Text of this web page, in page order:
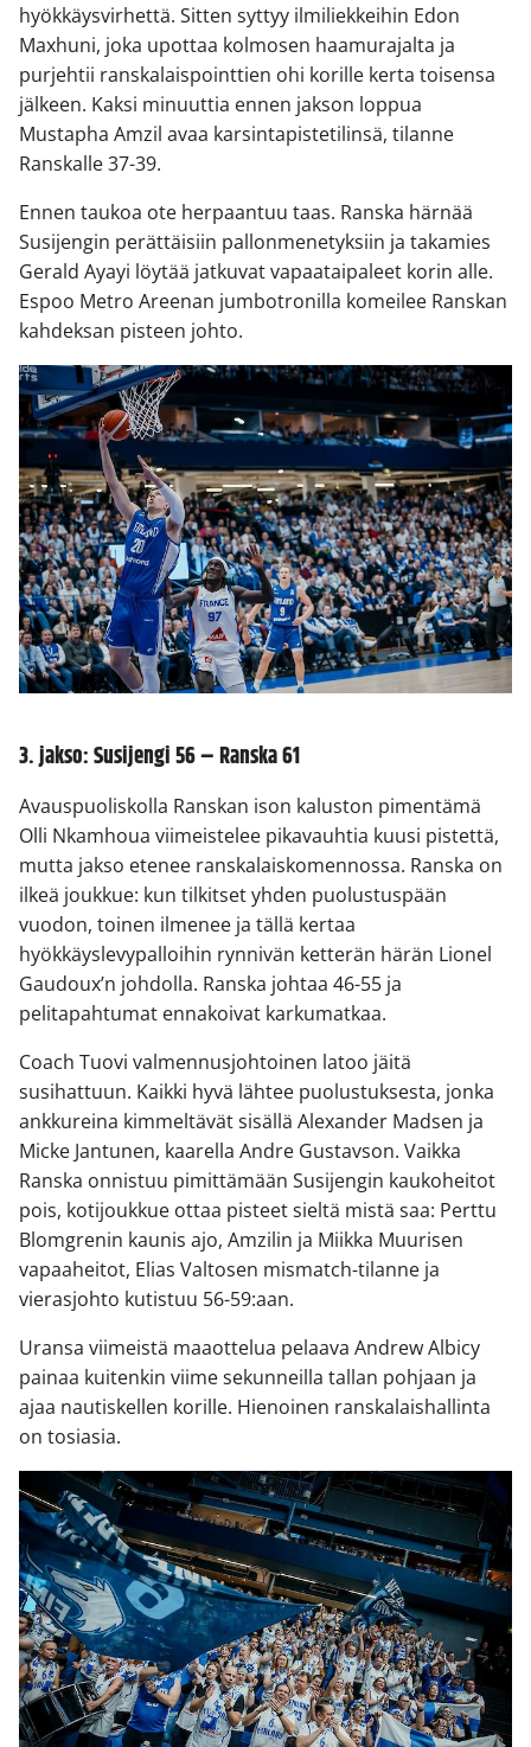
hyökkäysvirhettä. Sitten syttyy ilmiliekkeihin Edon
Maxhuni, joka upottaa kolmosen haamurajalta ja
purjehtii ranskalaispointtien ohi korille kerta toisensa
jälkeen. Kaksi minuuttia ennen jakson loppua
Mustapha Amzil avaa karsintapistetilinsä, tilanne
Ranskalle 37-39.
Ennen taukoa ote herpaantuu taas. Ranska härnää
Susijengin perättäisiin pallonmenetyksiin ja takamies
Gerald Ayayi löytää jatkuvat vapaataipaleet korin alle.
Espoo Metro Areenan jumbotronilla komeilee Ranskan
kahdeksan pisteen johto.
3. jakso: Susijengi 56 – Ranska 61
Avauspuoliskolla Ranskan ison kaluston pimentämä
Olli Nkamhoua viimeistelee pikavauhtia kuusi pistettä,
mutta jakso etenee ranskalaiskomennossa. Ranska on
ilkeä joukkue: kun tilkitset yhden puolustuspään
vuodon, toinen ilmenee ja tällä kertaa
hyökkäyslevypalloihin rynnivän ketterän härän Lionel
Gaudoux’n johdolla. Ranska johtaa 46-55 ja
pelitapahtumat ennakoivat karkumatkaa.
Coach Tuovi valmennusjohtoinen latoo jäitä
susihattuun. Kaikki hyvä lähtee puolustuksesta, jonka
ankkureina kimmeltävät sisällä Alexander Madsen ja
Micke Jantunen, kaarella Andre Gustavson. Vaikka
Ranska onnistuu pimittämään Susijengin kaukoheitot
pois, kotijoukkue ottaa pisteet sieltä mistä saa: Perttu
Blomgrenin kaunis ajo, Amzilin ja Miikka Muurisen
vapaaheitot, Elias Valtosen mismatch-tilanne ja
vierasjohto kutistuu 56-59:aan.
Uransa viimeistä maaottelua pelaava Andrew Albicy
painaa kuitenkin viime sekunneilla tallan pohjaan ja
ajaa nautiskellen korille. Hienoinen ranskalaishallinta
on tosiasia.